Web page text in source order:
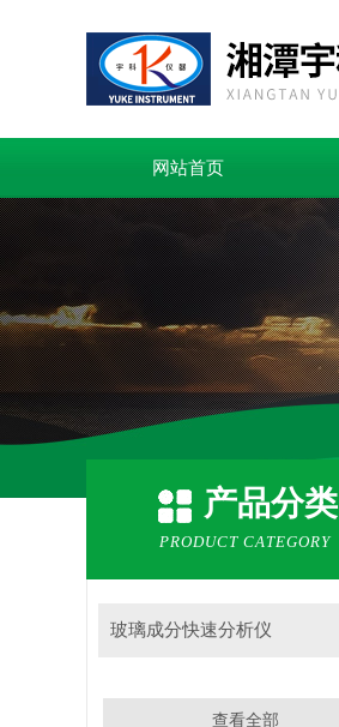
网站首页
产品分类
PRODUCT CATEGORY
玻璃成分快速分析仪
查看全部